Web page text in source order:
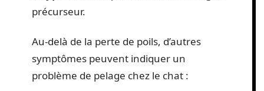
précurseur.
Au-delà de la perte de poils, d’autres
symptômes peuvent indiquer un
problème de pelage chez le chat :